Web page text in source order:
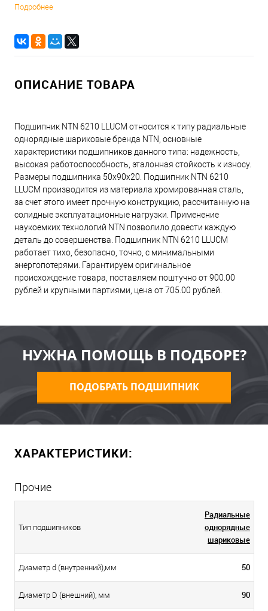
Подробнее
ОПИСАНИЕ ТОВАРА
Подшипник NTN 6210 LLUCM относится к типу радиальные
однорядные шариковые бренда NTN, основные
характеристики подшипников данного типа: надежность,
высокая работоспособность, эталонная стойкость к износу.
Размеры подшипника 50x90x20. Подшипник NTN 6210
LLUCM производится из материала хромированная сталь,
за счет этого имеет прочную конструкцию, рассчитанную на
солидные эксплуатационные нагрузки. Применение
наукоемких технологий NTN позволило довести каждую
деталь до совершенства. Подшипник NTN 6210 LLUCM
работает тихо, безопасно, точно, с минимальными
энергопотерями. Гарантируем оригинальное
происхождение товара, поставляем поштучно от 900.00
рублей и крупными партиями, цена от 705.00 рублей.
НУЖНА ПОМОЩЬ В ПОДБОРЕ?
ПОДОБРАТЬ ПОДШИПНИК
ХАРАКТЕРИСТИКИ:
Прочие
Тип подшипников
Радиальные
однорядные
шариковые
Диаметр d (внутренний),мм 50
Диаметр D (внешний), мм 90